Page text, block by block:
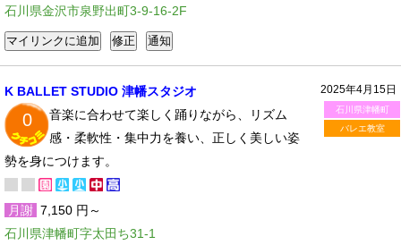
石川県金沢市泉野出町3-9-16-2F
2025年4月15日
石川県津幡町
バレエ教室
K BALLET STUDIO 津幡スタジオ
0
音楽に合わせて楽しく踊りながら、リズム
感・柔軟性・集中力を養い、正しく美しい姿
勢を身につけます。
月謝 7,150 円～
石川県津幡町字太田ち31-1